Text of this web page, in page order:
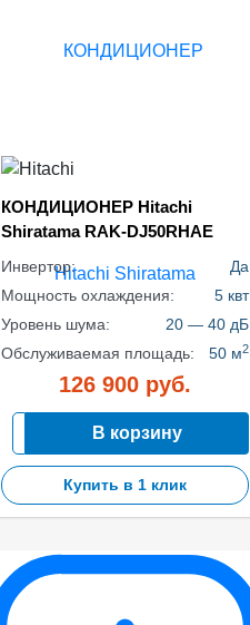
КОНДИЦИОНЕР Hitachi
Shiratama RAK-DJ50RHAE
Инвертор:
Да
Мощность охлаждения:
5 квт
Уровень шума:
20 — 40 дБ
Обслуживаемая площадь:
50 м2
126 900руб.
В корзину
Купить в 1 клик